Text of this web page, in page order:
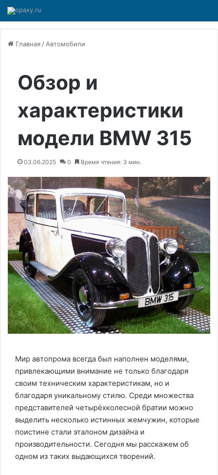
Главная / Автомобили
Обзор и
характеристики
модели BMW 315
03.06.2025 0 Время чтения: 3 мин.
Мир автопрома всегда был наполнен моделями,
привлекающими внимание не только благодаря
своим техническим характеристикам, но и
благодаря уникальному стилю. Среди множества
представителей четырёхколесной братии можно
выделить несколько истинных жемчужин, которые
поистине стали эталоном дизайна и
производительности. Сегодня мы расскажем об
одном из таких выдающихся творений.